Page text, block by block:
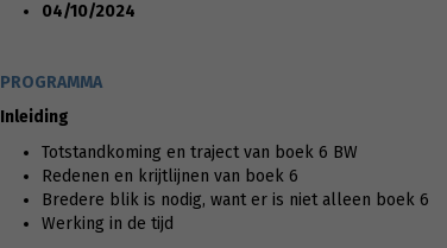
04/10/2024
PROGRAMMA
Inleiding
Totstandkoming en traject van boek 6 BW
Redenen en krijtlijnen van boek 6
Bredere blik is nodig, want er is niet alleen boek 6
Werking in de tijd